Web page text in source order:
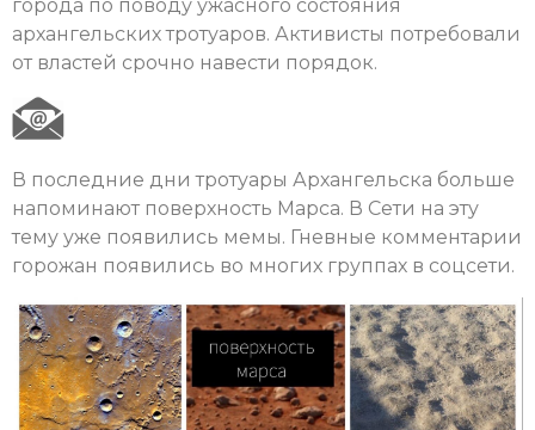
города по поводу ужасного состояния
архангельских тротуаров. Активисты потребовали
от властей срочно навести порядок.
В последние дни тротуары Архангельска больше
напоминают поверхность Марса. В Сети на эту
тему уже появились мемы. Гневные комментарии
горожан появились во многих группах в соцсети.